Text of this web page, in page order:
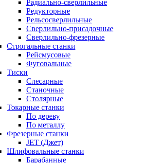
Радиально-сверлильные
Редукторные
Рельсосверлильные
Сверлильно-присадочные
Сверлильно-фрезерные
Строгальные станки
Рейсмусовые
Фуговальные
Тиски
Слесарные
Станочные
Столярные
Токарные станки
По дереву
По металлу
Фрезерные станки
JET (Джет)
Шлифовальные станки
Барабанные